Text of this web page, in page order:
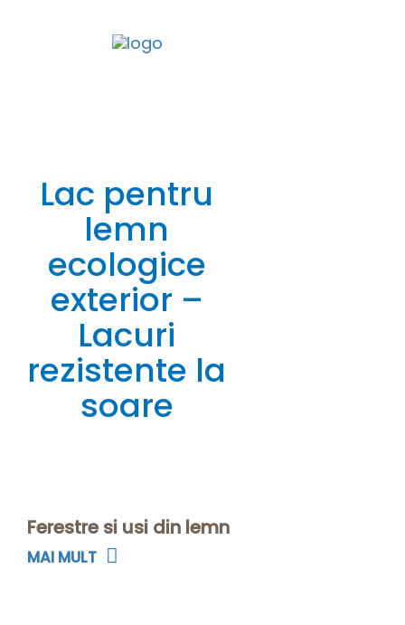
Lac pentru
lemn
ecologice
exterior –
Lacuri
rezistente la
soare
Ferestre si usi din lemn
MAI MULT